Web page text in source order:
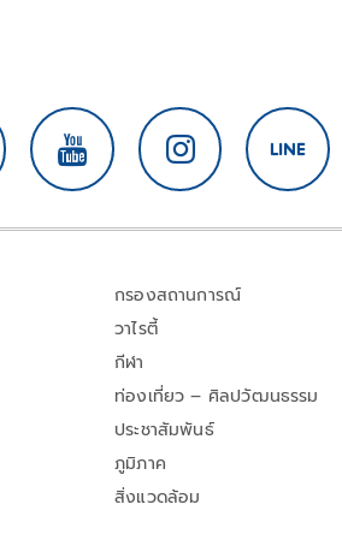
กรองสถานการณ์
วาไรตี้
กีฬา
ท่องเที่ยว – ศิลปวัฒนธรรม
ประชาสัมพันธ์
ภูมิภาค
สิ่งแวดล้อม